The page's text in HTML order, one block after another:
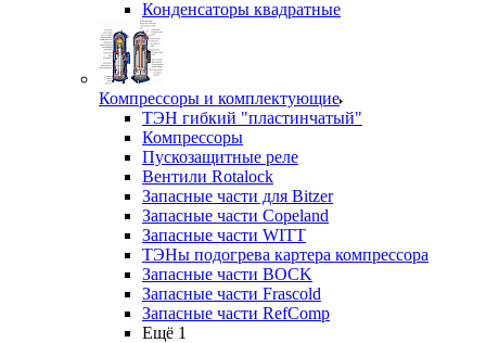
Конденсаторы квадратные
Компрессоры и комплектующие
ТЭН гибкий "пластинчатый"
Компрессоры
Пускозащитные реле
Вентили Rotalock
Запасные части для Bitzer
Запасные части Copeland
Запасные части WITT
ТЭНы подогрева картера компрессора
Запасные части BOCK
Запасные части Frascold
Запасные части RefComp
Ещё 1